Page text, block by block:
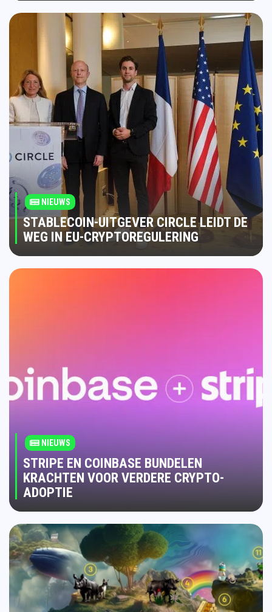
NIEUWS
STABLECOIN-UITGEVER CIRCLE LEIDT DE
WEG IN EU-CRYPTOREGULERING
NIEUWS
STRIPE EN COINBASE BUNDELEN
KRACHTEN VOOR VERDERE CRYPTO-
ADOPTIE